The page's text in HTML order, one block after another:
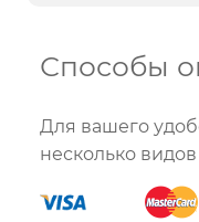
Способы
Для вашего
несколько видов